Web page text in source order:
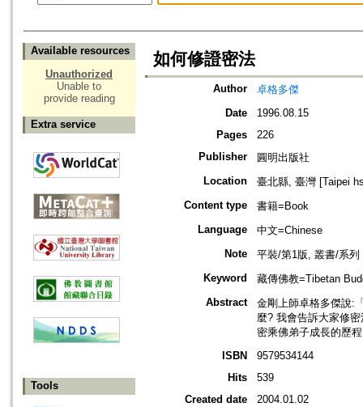
Available resources
Unauthorized
Unable to
provide reading
Extra service
Tools
如何修證密法
Author
卓格多傑
Date
1996.08.15
Pages
226
Publisher
圓明出版社
Location
臺北縣, 臺灣 [Taipei
Content type
書籍=Book
Language
中文=Chinese
Note
平裝/第1版, 叢書/系列
Keyword
藏傳佛教=Tibetan
Abstract
金剛上師卓格多傑說:
麼? 我會告訴大家修
密乘佛弟子成長的歷
ISBN
9579534144
Hits
539
Created date
2004.01.02